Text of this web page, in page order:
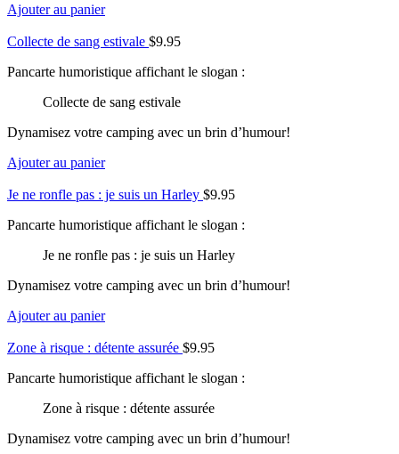
Ajouter au panier
Collecte de sang estivale $9.95
Pancarte humoristique affichant le slogan :
Collecte de sang estivale
Dynamisez votre camping avec un brin d’humour!
Ajouter au panier
Je ne ronfle pas : je suis un Harley $9.95
Pancarte humoristique affichant le slogan :
Je ne ronfle pas : je suis un Harley
Dynamisez votre camping avec un brin d’humour!
Ajouter au panier
Zone à risque : détente assurée $9.95
Pancarte humoristique affichant le slogan :
Zone à risque : détente assurée
Dynamisez votre camping avec un brin d’humour!